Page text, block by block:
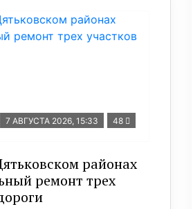
7 АВГУСТА 2026, 15:33 48
районах
ремонт трех